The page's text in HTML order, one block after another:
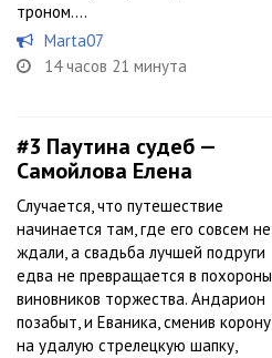
троном....
Marta07
14 часов 21 минута
#3 Паутина судеб —
Самойлова Елена
Случается, что путешествие
начинается там, где его совсем не
ждали, а свадьба лучшей подруги
едва не превращается в похороны
виновников торжества. Андарион
позабыт, и Еваника, сменив корону
на удалую стрелецкую шапку,